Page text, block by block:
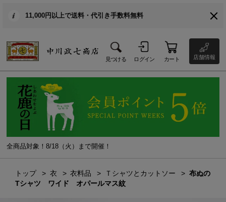
11,000円以上で送料・代引き手数料無料
見つける ログイン カート 店舗情報
全商品対象！8/18（火）まで開催！
トップ 衣 衣料品 Ｔシャツとカットソー
布ぬの
Tシャツ ワイド オパールマス紋